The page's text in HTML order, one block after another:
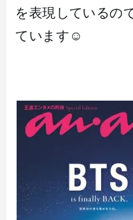
を表現しているの
ています☺️